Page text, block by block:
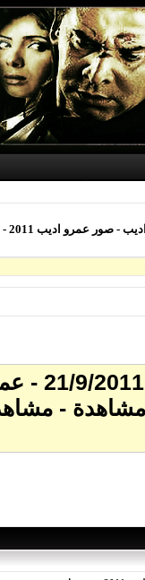
برنامج
برنامج
اليوم 2011 - عمرو اديب - صور عمرو